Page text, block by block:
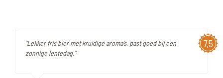
7,5
"Lekker fris bier met kruidige aroma’s, past goed bij een
zonnige lentedag."